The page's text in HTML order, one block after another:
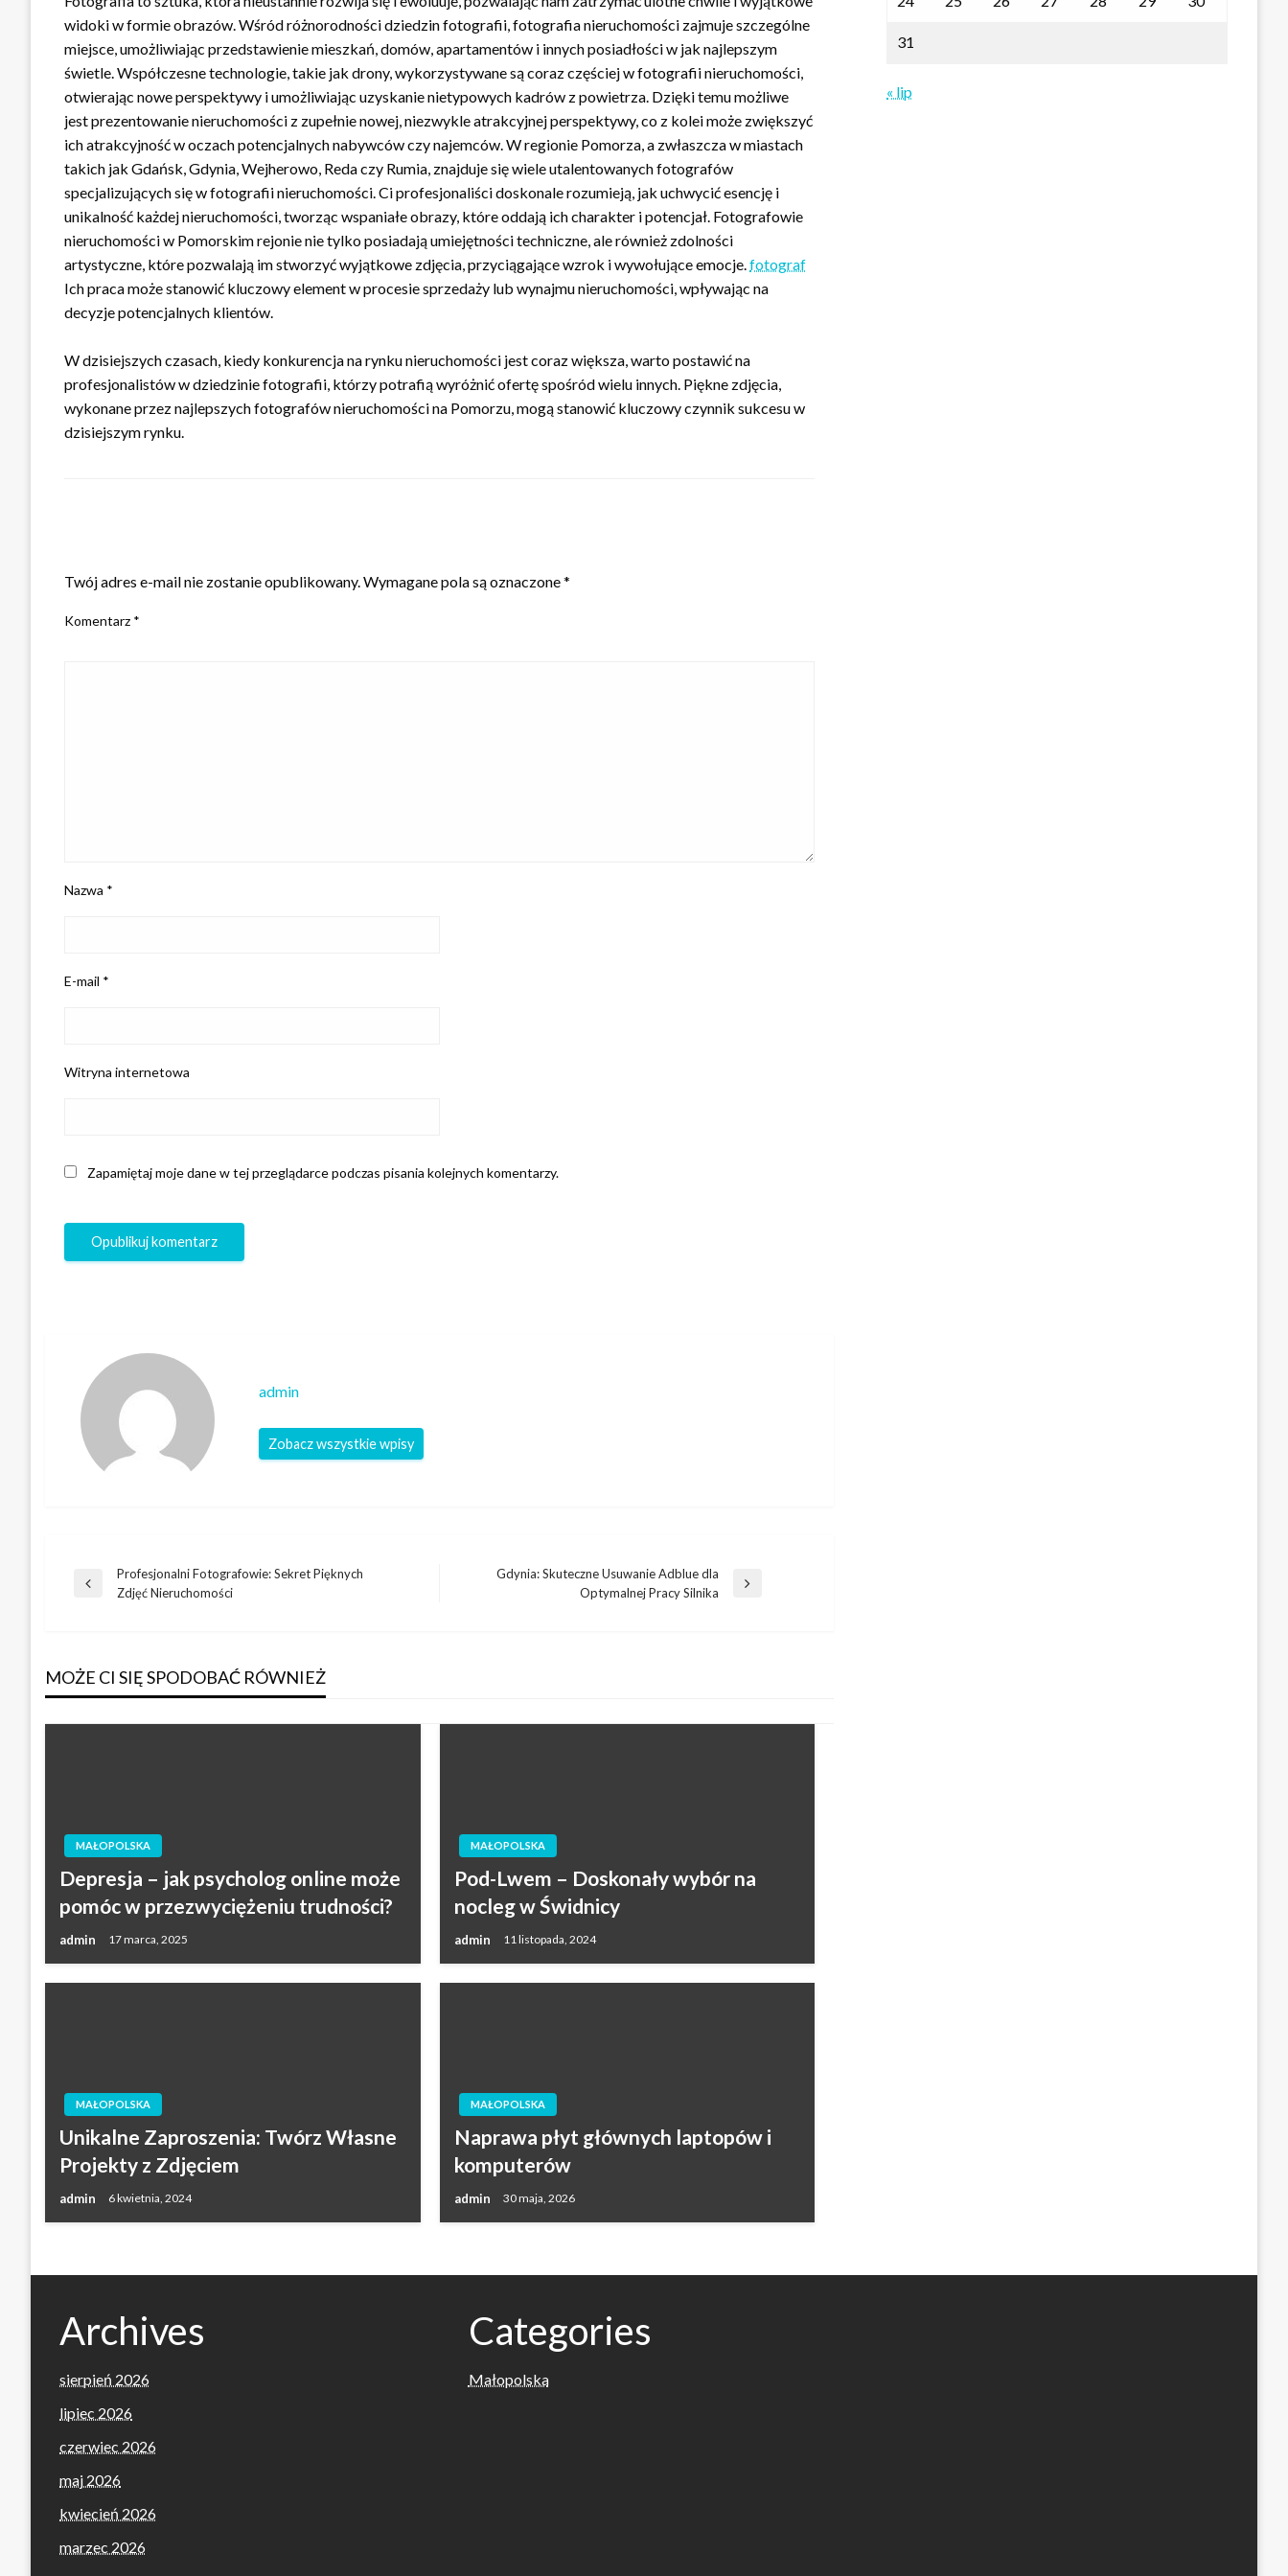
widoki w formie obrazów. Wśród różnorodności dziedzin fotografii, fotografia nieruchomości zajmuje szczególne
miejsce, umożliwiając przedstawienie mieszkań, domów, apartamentów i innych posiadłości w jak najlepszym
świetle. Współczesne technologie, takie jak drony, wykorzystywane są coraz częściej w fotografii nieruchomości,
otwierając nowe perspektywy i umożliwiając uzyskanie nietypowych kadrów z powietrza. Dzięki temu możliwe
jest prezentowanie nieruchomości z zupełnie nowej, niezwykle atrakcyjnej perspektywy, co z kolei może zwiększyć
ich atrakcyjność w oczach potencjalnych nabywców czy najemców. W regionie Pomorza, a zwłaszcza w miastach
takich jak Gdańsk, Gdynia, Wejherowo, Reda czy Rumia, znajduje się wiele utalentowanych fotografów
specjalizujących się w fotografii nieruchomości. Ci profesjonaliści doskonale rozumieją, jak uchwycić esencję i
unikalność każdej nieruchomości, tworząc wspaniałe obrazy, które oddają ich charakter i potencjał. Fotografowie
nieruchomości w Pomorskim rejonie nie tylko posiadają umiejętności techniczne, ale również zdolności
artystyczne, które pozwalają im stworzyć wyjątkowe zdjęcia, przyciągające wzrok i wywołujące emocje.fotograf
Ich praca może stanowić kluczowy element w procesie sprzedaży lub wynajmu nieruchomości, wpływając na
decyzje potencjalnych klientów.
W dzisiejszych czasach, kiedy konkurencja na rynku nieruchomości jest coraz większa, warto postawić na
profesjonalistów w dziedzinie fotografii, którzy potrafią wyróżnić ofertę spośród wielu innych. Piękne zdjęcia,
wykonane przez najlepszych fotografów nieruchomości na Pomorzu, mogą stanowić kluczowy czynnik sukcesu w
dzisiejszym rynku.
Twój adres e-mail nie zostanie opublikowany.Wymagane pola są oznaczone*
Komentarz *
Nazwa *
E-mail *
Witryna internetowa
Zapamiętaj moje dane w tej przeglądarce podczas pisania kolejnych komentarzy.
admin
Zobacz wszystkie wpisy
Nawigacja
Poprzedni
Profesjonalni Fotografowie: Sekret Pięknych
Zdjęć Nieruchomości
Gdynia: Skuteczne Usuwanie Adblue dla
Optymalnej Pracy Silnika
MOŻE CI SIĘ SPODOBAĆ RÓWNIEŻ
MAŁOPOLSKA
Depresja – jak psycholog online może
pomóc w przezwyciężeniu trudności?
admin 17 marca, 2025
MAŁOPOLSKA
Pod-Lwem – Doskonały wybór na
nocleg w Świdnicy
admin 11 listopada, 2024
MAŁOPOLSKA
Unikalne Zaproszenia: Twórz Własne
Projekty z Zdjęciem
admin 6 kwietnia, 2024
MAŁOPOLSKA
Naprawa płyt głównych laptopów i
komputerów
admin 30 maja, 2026
31
« lip
Archives
sierpień 2026
lipiec 2026
czerwiec 2026
maj 2026
kwiecień 2026
marzec 2026
Categories
Małopolska